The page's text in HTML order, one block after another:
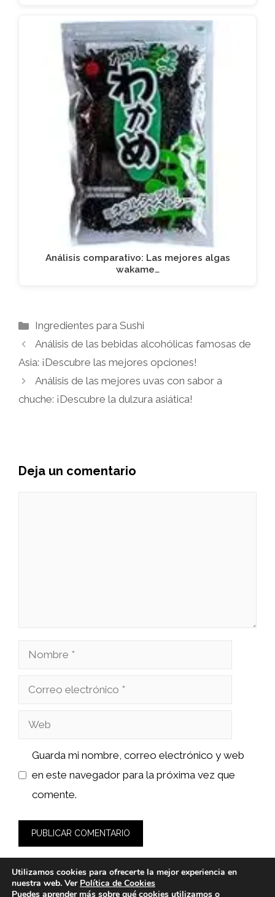
Análisis comparativo: Las mejores algas
wakame…
Categorías
Ingredientes para Sushi
Análisis de las bebidas alcohólicas famosas de
Asia: ¡Descubre las mejores opciones!
Análisis de las mejores uvas con sabor a
chuche: ¡Descubre la dulzura asiática!
Deja un comentario
Nombre
Correo
Web
Guarda mi nombre, correo electrónico y web
en este navegador para la próxima vez que
comente.
Utilizamos cookies para ofrecerte la mejor experiencia en
nuestra web. Ver Política de Cookies
Puedes aprender más sobre qué cookies utilizamos o